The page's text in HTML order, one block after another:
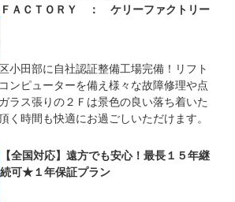
限
お住まいのお客様もご安心ください。お近くのフ
ワーゲン正規ディーラーにて保証修理の対応を受
だけます。 メーカー基準の確かなサポートが受
定12ヶ月または法定24ヶ月点検整備付
・車検整備付の場合は法定24ヶ月点検整備付
6ヶ月または12ヶ月点検整備付
ＦＡＣＴＯＲＹ ： ケリーファクトリー
小田部に自社認証整備工場完備！リフト
ンピューターを備え様々な故障修理や点
ラス張りの２Ｆは景色の良い落ち着いた
く時間も快適にお過ごしいただけます。
【全国対応】遠方でも安心！最長１５年継
続可★１年保証プラン